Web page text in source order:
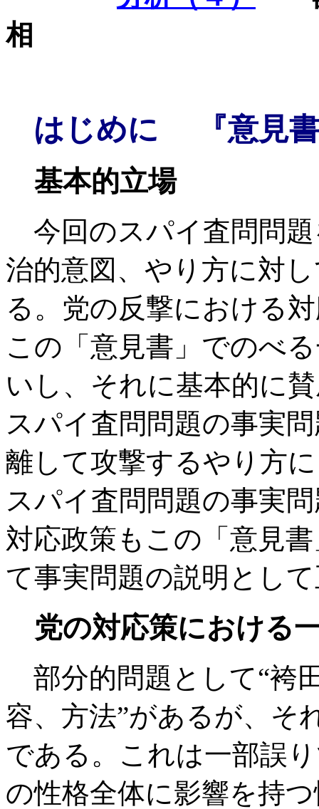
相
はじめに 『意見
基本的立場
今回のスパイ査問問
治的意図、やり方に対
る。党の反撃における
この「意見書」でのべ
いし、それに基本的に
スパイ査問問題の事実
離して攻撃するやり方
スパイ査問問題の事実
対応政策もこの「意見
て事実問題の説明とし
党の対応策における
部分的問題として“袴
容、方法”があるが、そ
である。これは一部誤
の性格全体に影響を持